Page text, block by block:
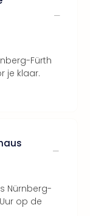
Fürth
je klaar.
Nürnberg-
op de